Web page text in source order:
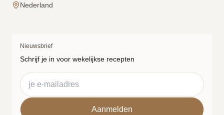
Nederland
Nieuwsbrief
Schrijf je in voor wekelijkse recepten